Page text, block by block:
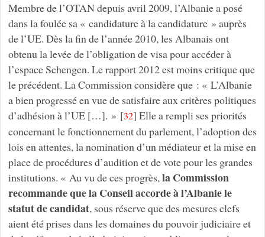
Membre de l’OTAN depuis avril 2009, l’Albanie a posé
dans la foulée sa « candidature à la candidature » auprès
de l’UE. Dès la fin de l’année 2010, les Albanais ont
obtenu la levée de l’obligation de visa pour accéder à
l’espace Schengen. Le rapport 2012 est moins critique que
le précédent. La Commission considère que : « L’Albanie
a bien progressé en vue de satisfaire aux critères politiques
d’adhésion à l’UE […]. » [32] Elle a rempli ses priorités
concernant le fonctionnement du parlement, l’adoption des
lois en attentes, la nomination d’un médiateur et la mise en
place de procédures d’audition et de vote pour les grandes
institutions. « Au vu de ces progrès,la Commission
recommande que la Conseil accorde à l’Albanie le
statut de candidat, sous réserve que des mesures clefs
aient été prises dans les domaines du pouvoir judiciaire et